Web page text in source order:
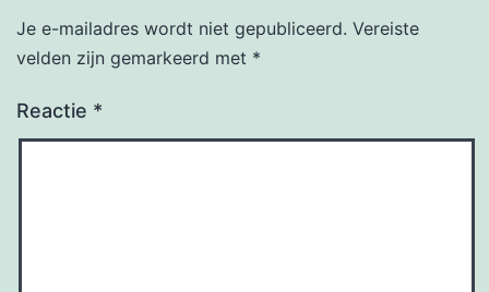
Je e-mailadres wordt niet gepubliceerd. Vereiste
velden zijn gemarkeerd met *
Reactie *